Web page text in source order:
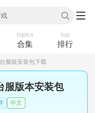
topics
合集
top
排行
服版安装包下载
服版本安装包
中文